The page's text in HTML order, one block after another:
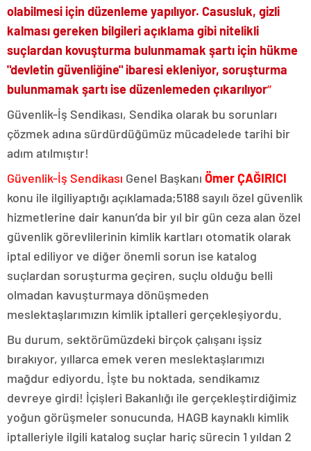
olabilmesi için düzenleme yapılıyor. Casusluk, gizli
kalması gereken bilgileri açıklama gibi nitelikli
suçlardan kovuşturma bulunmamak şartı için hükme
"devletin güvenliğine" ibaresi ekleniyor, soruşturma
bulunmamak şartı ise düzenlemeden çıkarılıyor’’
Güvenlik-İş Sendikası, Sendika olarak bu sorunları
çözmek adına sürdürdüğümüz mücadelede tarihi bir
adım atılmıştır!
Güvenlik-İş Sendikası Genel Başkanı Ömer ÇAĞIRICI
konu ile ilgiliyaptığı açıklamada;5188 sayılı özel güvenlik
hizmetlerine dair kanun’da bir yıl bir gün ceza alan özel
güvenlik görevlilerinin kimlik kartları otomatik olarak
iptal ediliyor ve diğer önemli sorun ise katalog
suçlardan soruşturma geçiren, suçlu olduğu belli
olmadan kavuşturmaya dönüşmeden
meslektaşlarımızın kimlik iptalleri gerçekleşiyordu.
Bu durum, sektörümüzdeki birçok çalışanı işsiz
bırakıyor, yıllarca emek veren meslektaşlarımızı
mağdur ediyordu. İşte bu noktada, sendikamız
devreye girdi! İçişleri Bakanlığı ile gerçekleştirdiğimiz
yoğun görüşmeler sonucunda, HAGB kaynaklı kimlik
iptalleriyle ilgili katalog suçlar hariç sürecin 1 yıldan 2